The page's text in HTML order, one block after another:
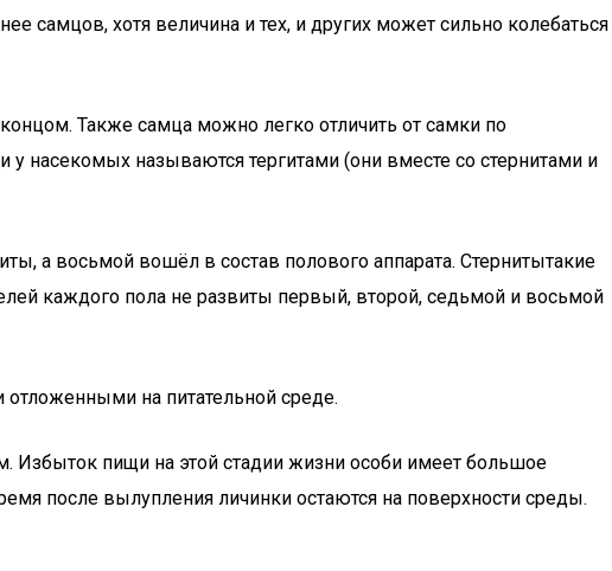
самцов, хотя величина и тех, и других может сильно колебаться
Также самца можно легко отличить от самки по
насекомых называются тергитами (они вместе со стернитами и
а восьмой вошёл в состав полового аппарата. Стернитытакие
каждого пола не развиты первый, второй, седьмой и восьмой
на питательной среде.
Избыток пищи на этой стадии жизни особи имеет большое
после вылупления личинки остаются на поверхности среды.